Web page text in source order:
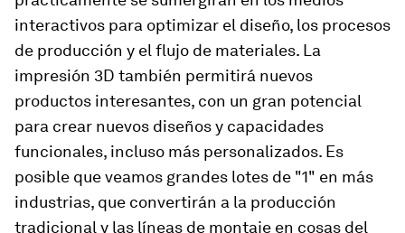
interactivos para optimizar el diseño, los procesos
de producción y el flujo de materiales. La
impresión 3D también permitirá nuevos
productos interesantes, con un gran potencial
para crear nuevos diseños y capacidades
funcionales, incluso más personalizados. Es
posible que veamos grandes lotes de "1" en más
industrias, que convertirán a la producción
tradicional y las líneas de montaje en cosas del